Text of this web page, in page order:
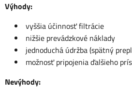
Výhody:
vyššia účinnosť filtrácie
nižšie prevádzkové náklady
jednoduchá údržba (spätný
možnosť pripojenia ďalšieho
Nevýhody: